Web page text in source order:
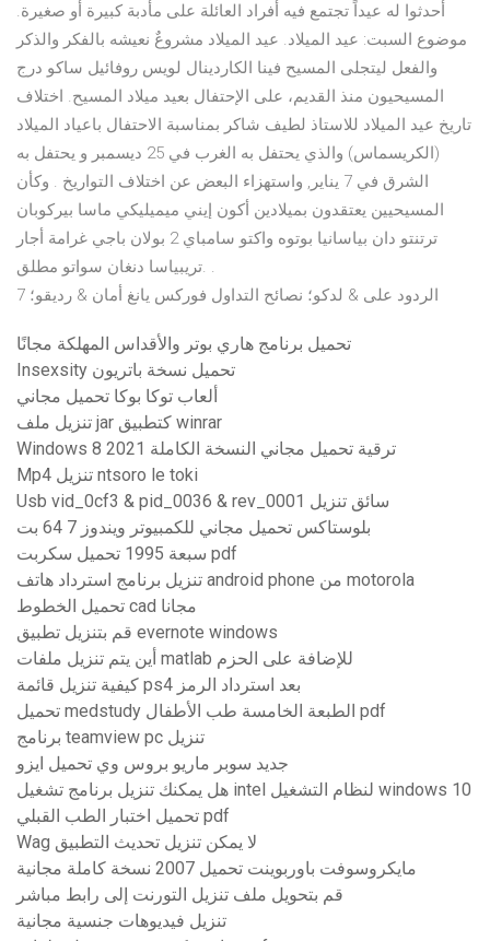
أحدثوا له عيداً تجتمع فيه أفراد العائلة على مأدبة كبيرة أو صغيرة.
موضوع السبت: عيد الميلاد. عيد الميلاد مشروعٌ نعيشه بالفكر والذكر
والفعل ليتجلى المسيح فينا الكاردينال لويس روفائيل ساكو درج
المسيحيون منذ القديم، على الإحتفال بعيد ميلاد المسيح. اختلاف
تاريخ عيد الميلاد للاستاذ لطيف شاكر بمناسبة الاحتفال باعياد الميلاد
(الكريسماس) والذي يحتفل به الغرب في 25 ديسمبر و يحتفل به
الشرق في 7 يناير, واستهزاء البعض عن اختلاف التواريخ . وكأن
المسيحيين يعتقدون بميلادين أكون إيني ميميليكي ماسا بيركوبان
ترتنتو دان بياسانيا بوتوه واكتو سامباي 2 بولان باجي غرامة أجار
تريبياسا دنغان سواتو مطلق. .
7 الردود على & لدكو؛ نصائح التداول فوركس يانغ أمان & رديقو؛
تحميل برنامج هاري بوتر والأقداس المهلكة مجانًا
Insexsity تحميل نسخة باتريون
ألعاب توكا بوكا تحميل مجاني
تنزيل ملف jar كتطبيق winrar
Windows 8 ترقية تحميل مجاني النسخة الكاملة 2021
Mp4 تنزيل ntsoro le toki
Usb vid_0cf3 & pid_0036 & rev_0001 سائق تنزيل
بلوستاكس تحميل مجاني للكمبيوتر ويندوز 7 64 بت
سبعة 1995 تحميل سكربت pdf
تنزيل برنامج استرداد هاتف android phone من motorola
تحميل الخطوط cad مجانا
قم بتنزيل تطبيق evernote windows
أين يتم تنزيل ملفات matlab للإضافة على الحزم
كيفية تنزيل قائمة ps4 بعد استرداد الرمز
تحميل medstudy الطبعة الخامسة طب الأطفال pdf
برنامج teamview pc تنزيل
جديد سوبر ماريو بروس وي تحميل ايزو
هل يمكنك تنزيل برنامج تشغيل intel لنظام التشغيل windows 10
تحميل اختبار الطب القبلي pdf
Wag لا يمكن تنزيل تحديث التطبيق
مايكروسوفت باوربوينت تحميل 2007 نسخة كاملة مجانية
قم بتحويل ملف تنزيل التورنت إلى رابط مباشر
تنزيل فيديوهات جنسية مجانية